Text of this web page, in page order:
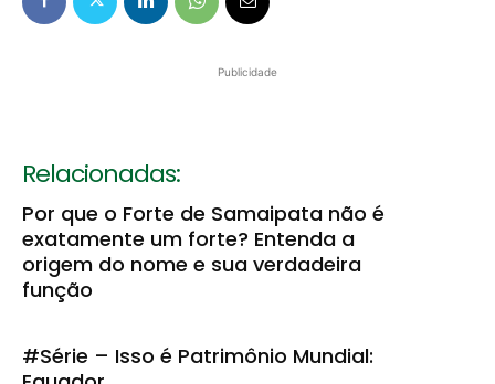
Publicidade
Relacionadas:
Por que o Forte de Samaipata não é
exatamente um forte? Entenda a
origem do nome e sua verdadeira
função
#Série – Isso é Patrimônio Mundial: